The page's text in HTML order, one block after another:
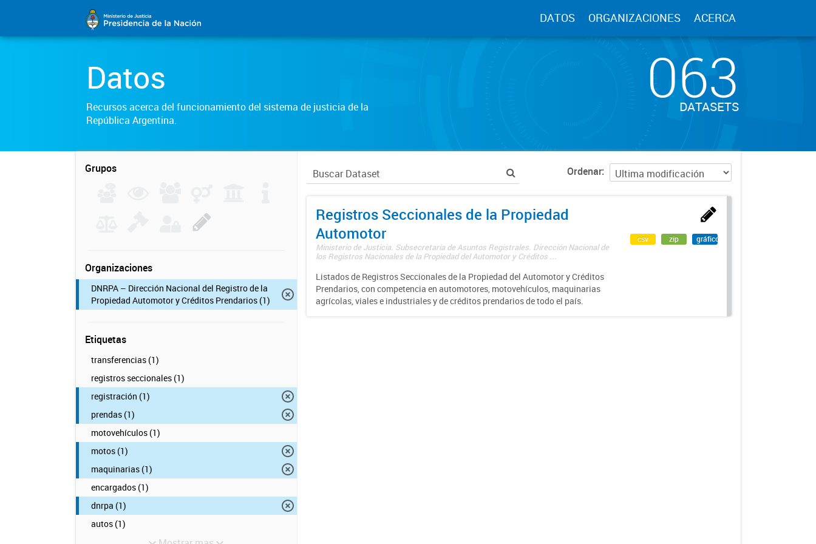
DATOS ORGANIZACIONES ACERCA
Datos
Recursos acerca del funcionamiento del sistema de justicia de la
República Argentina.
063
DATASETS
Grupos
Organizaciones
DNRPA – Dirección Nacional del Registro de la
Propiedad Automotor y Créditos Prendarios (1)
Etiquetas
transferencias (1)
registros seccionales (1)
registración (1)
prendas (1)
motovehículos (1)
motos (1)
maquinarias (1)
encargados (1)
dnrpa (1)
autos (1)
Ordenar
Registros Seccionales de la Propiedad
Automotor
Ministerio de Justicia. Subsecretaría de Asuntos Registrales. Dirección Nacional de
los Registros Nacionales de la Propiedad del Automotor y Créditos ...
Listados de Registros Seccionales de la Propiedad del Automotor y Créditos
Prendarios, con competencia en automotores, motovehículos, maquinarias
agrícolas, viales e industriales y de créditos prendarios de todo el país.
csv zip gráfico